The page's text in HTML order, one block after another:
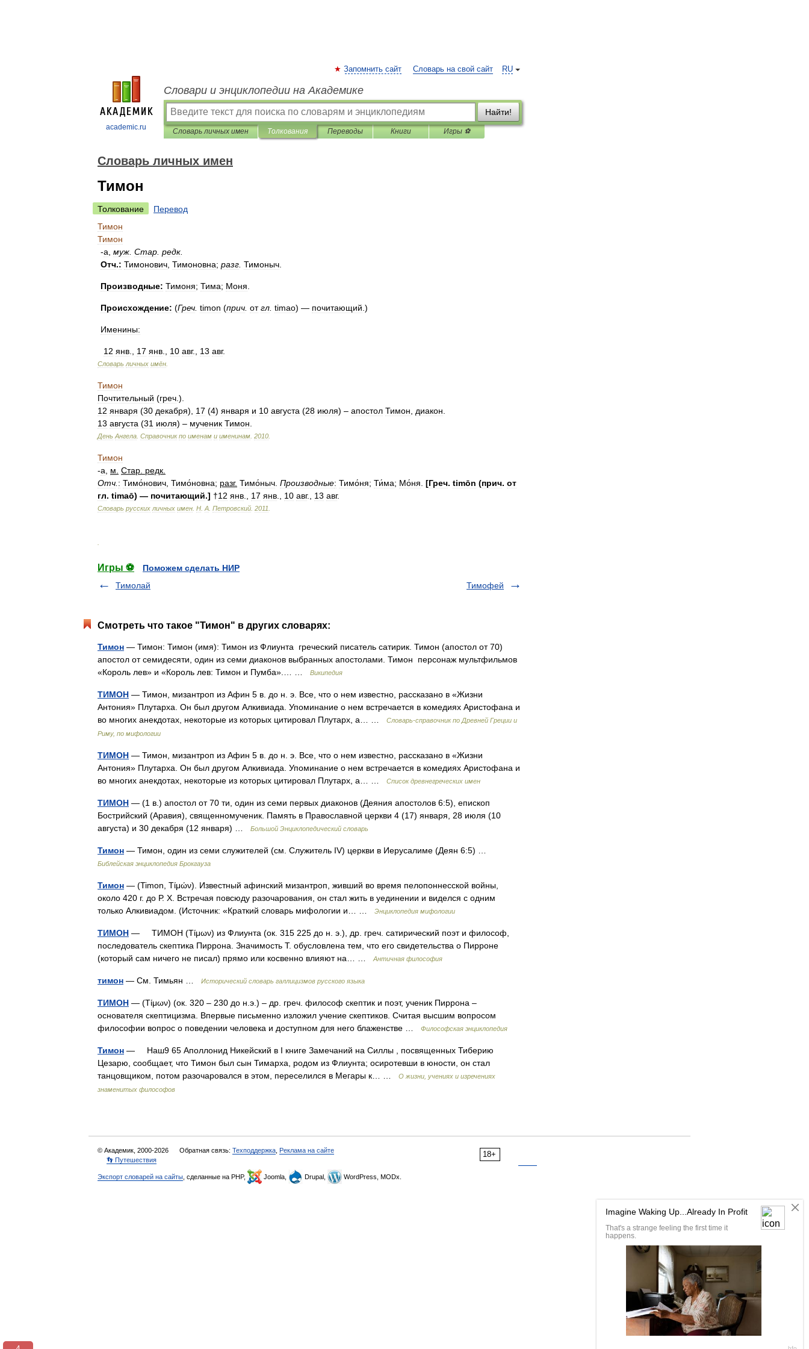
academic.ru
RU
Запомнить сайт Словарь на свой сайт
Словари и энциклопедии на Академике
Найти!
Словарь личных имен Толкования Переводы Книги Игры ⚽
Словарь личных имен
Тимон
Толкование
Перевод
Тимон
Тимон
-а муж Стар редк
Отч.: Тимонович Тимоновна; разг Тимоныч
Производные: Тимоня; Тима; Моня
Происхождение: (Греч timon (прич от гл timao) — почитающий .)
Именины:
12 янв 17 янв 10 авг., 13 авг.
Словарь личных имён
Тимон
Почтительный (греч .).
12 января (30 декабря), 17 (4) января и 10 августа (28 июля) – апостол Тимон диакон
13 августа (31 июля) – мученик Тимон
День Ангела Справочник по именам и именинам 2010
Тимон
-а м Стар редк
Отч : Тимо́нович Тимо́новна; разг. Тимо́ныч Производные: Тимо́ня; Ти́ма; Мо́ня [Греч. timōn (прич. от
гл. timaō) — почитающий.] †12 янв 17 янв 10 авг., 13 авг.
Словарь русских личных имен Н А Петровский 2011
Игры ⚽
Поможем сделать НИР
Тимолай
Тимофей
Смотреть что такое "Тимон" в других словарях:
Тимон — Тимон: Тимон (имя): Тимон из Флиунта греческий писатель сатирик. Тимон (апостол от 70)
апостол от семидесяти, один из семи диаконов выбранных апостолами. Тимон персонаж мультфильмов
«Король лев» и «Король лев: Тимон и Пумба».… …
Википедия
ТИМОН — Тимон, мизантроп из Афин 5 в. до н. э. Все, что о нем известно, рассказано в «Жизни
Антония» Плутарха. Он был другом Алкивиада. Упоминание о нем встречается в комедиях Аристофана и
во многих анекдотах, некоторые из которых цитировал Плутарх, а… …
Cловарь-справочник по Древней Греции и
Риму, по мифологии
ТИМОН — Тимон, мизантроп из Афин 5 в. до н. э. Все, что о нем известно, рассказано в «Жизни
Антония» Плутарха. Он был другом Алкивиада. Упоминание о нем встречается в комедиях Аристофана и
во многих анекдотах, некоторые из которых цитировал Плутарх, а… …
Список древнегреческих имен
ТИМОН — (1 в.) апостол от 70 ти, один из семи первых диаконов (Деяния апостолов 6:5), епископ
Бострийский (Аравия), священномученик. Память в Православной церкви 4 (17) января, 28 июля (10
августа) и 30 декабря (12 января) …
Большой Энциклопедический словарь
Тимон — Тимон, один из семи служителей (см. Служитель IV) церкви в Иерусалиме (Деян 6:5) …
Библейская энциклопедия Брокгауза
Тимон — (Timon, Τίμών). Известный афинский мизантроп, живший во время пелопоннесской войны,
около 420 г. до Р. X. Встречая повсюду разочарования, он стал жить в уединении и виделся с одним
только Алкивиадом. (Источник: «Краткий словарь мифологии и… …
Энциклопедия мифологии
ТИМОН — ТИМОН (Τίμων) из Флиунта (ок. 315 225 до н. э.), др. греч. сатирический поэт и философ,
последователь скептика Пиррона. Значимость Т. обусловлена тем, что его свидетельства о Пирроне
(который сам ничего не писал) прямо или косвенно влияют на… …
Античная философия
тимон — См. Тимьян … Исторический словарь галлицизмов русского языка
ТИМОН — (Τίμων) (ок. 320 – 230 до н.э.) – др. греч. философ скептик и поэт, ученик Пиррона –
основателя скептицизма. Впервые письменно изложил учение скептиков. Считая высшим вопросом
философии вопрос о поведении человека и доступном для него блаженстве …
Философская энциклопедия
Тимон — Наш9 65 Аполлонид Никейский в I книге Замечаний на Силлы , посвященных Тиберию
Цезарю, сообщает, что Тимон был сын Тимарха, родом из Флиунта; осиротевши в юности, он стал
танцовщиком, потом разочаровался в этом, переселился в Мегары к… …
О жизни, учениях и изречениях
знаменитых философов
18+
© Академик, 2000-2026 Обратная связь: Техподдержка Реклама на сайте
👣 Путешествия
Экспорт словарей на сайты , сделанные на PHP, Joomla, Drupal, WordPress, MODx.